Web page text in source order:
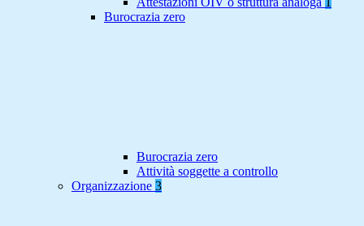
Burocrazia zero
Burocrazia zero
Attività soggette a controllo
Organizzazione 3